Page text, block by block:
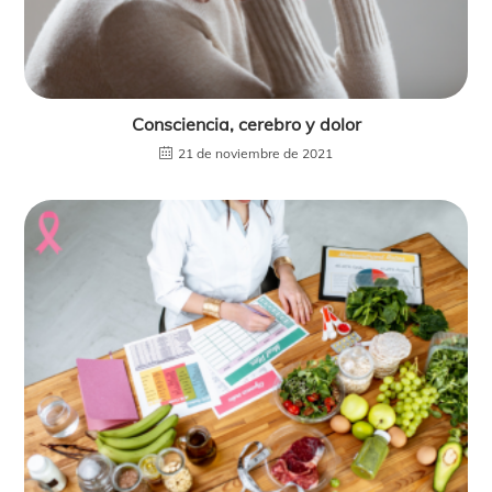
Consciencia, cerebro y dolor
21 de noviembre de 2021